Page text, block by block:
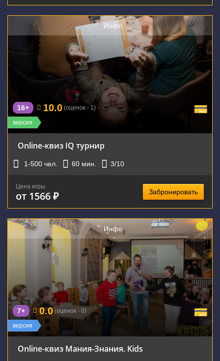
Инфо
версия
16+ 10.0 (оценок - 1)
Online-квиз IQ турнир
1-500 чел. 60 мин. 3/10
Цена игры
от 1566 ₽ Забронировать
Инфо
версия
7+ 0.0 (оценок - 0)
Online-квиз Мания-Знания. Kids